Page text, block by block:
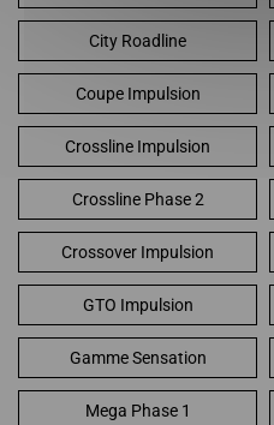
City Roadline
Coupe Impulsion
Crossline Impulsion
Crossline Phase 2
Crossover Impulsion
GTO Impulsion
Gamme Sensation
Mega Phase 1